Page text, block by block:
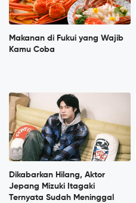
Makanan di Fukui yang Wajib
Kamu Coba
Dikabarkan Hilang, Aktor
Jepang Mizuki Itagaki
Ternyata Sudah Meninggal